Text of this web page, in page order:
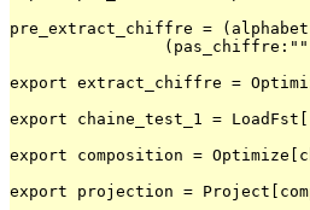
pre_extract_chiffre =
export extract_chiffre =
export chaine_test_1 =
export composition =
export projection =